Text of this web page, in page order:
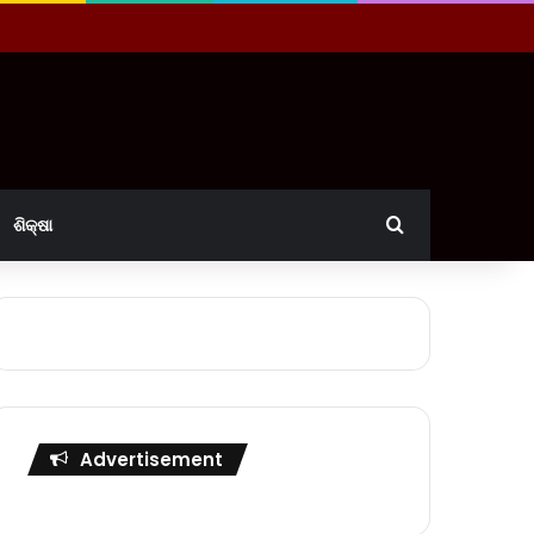
ଶିକ୍ଷା Search for
Advertisement